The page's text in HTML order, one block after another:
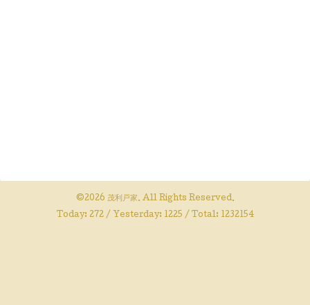
©2026 茂利戸家. All Rights Reserved.
Today: 272/ Yesterday: 1225 / Total: 1232154